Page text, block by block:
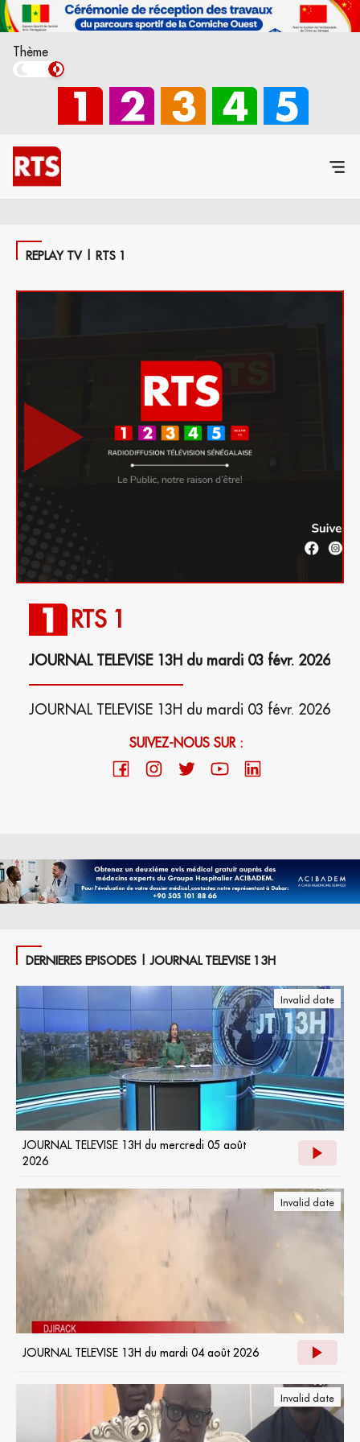
Thème
REPLAY TV | RTS 1
RTS 1
JOURNAL TELEVISE 13H du mardi 03 févr. 2026
JOURNAL TELEVISE 13H du mardi 03 févr. 2026
SUIVEZ-NOUS SUR :
DERNIERES EPISODES | JOURNAL TELEVISE 13H
Invalid date
JOURNAL TELEVISE 13H du mercredi 05 août
2026
Invalid date
JOURNAL TELEVISE 13H du mardi 04 août 2026
Invalid date